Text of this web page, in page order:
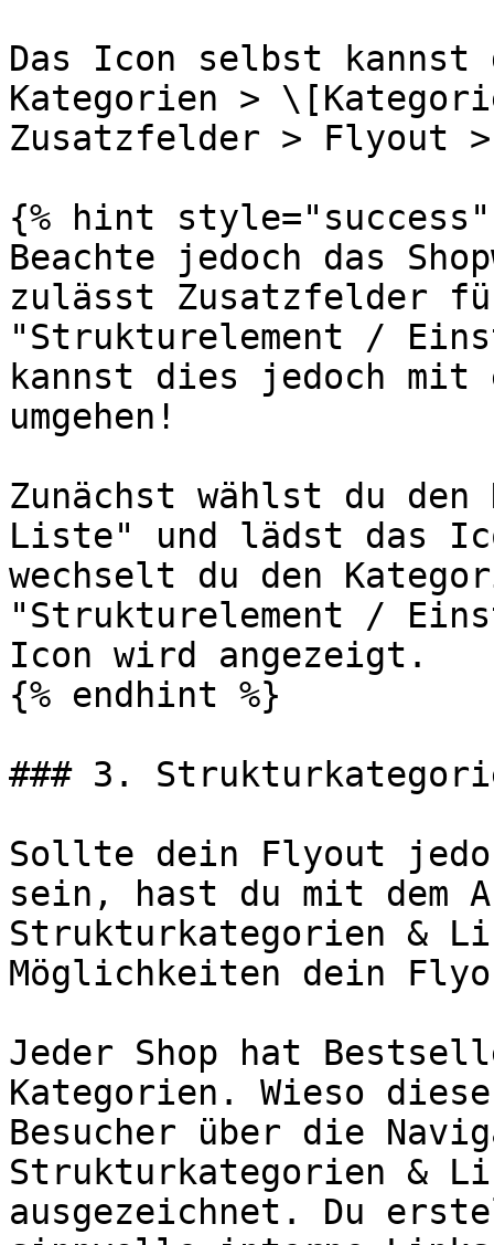
Das Icon selbst kannst
Kategorien >
Zusatzfelder > Flyout
{% hint style="success"
Beachte jedoch das
zulässt Zusatzfelder
"Strukturelement /
kannst dies jedoch mit
umgehen!
Zunächst wählst du
Liste" und lädst das
wechselt du den
"Strukturelement /
Icon wird angezeigt.
{% endhint %}
### 3.
Sollte dein Flyout
sein, hast du mit dem
Strukturkategorien &
Möglichkeiten dein
Jeder Shop hat
Kategorien. Wieso
Besucher über die
Strukturkategorien &
ausgezeichnet. Du